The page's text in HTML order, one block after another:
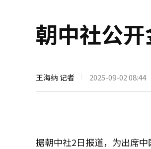
朝中社公
王海纳 记者 2025-09-02 08:44
据朝中社2日报道，为出席